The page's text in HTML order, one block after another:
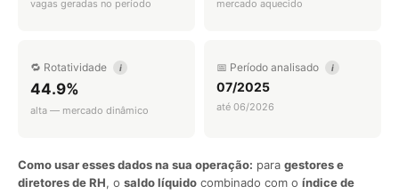
vagas geradas no período mercado aquecido
🔁 Rotatividade i
44.9%
alta — mercado dinâmico
📅 Período analisado i
07/2025
até 06/2026
Como usar esses dados na sua operação: para gestores e
diretores de RH, o saldo líquido combinado com o índice de